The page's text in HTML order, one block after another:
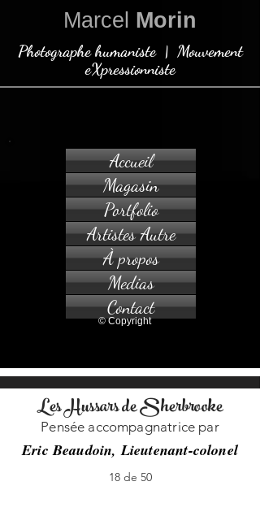
Marcel Morin
Photographe humaniste | Mouvement
eXpressionniste
Accueil
Magasin
Portfolio
Artistes Autre
À propos
Medias
Contact
© Copyright
Les Hussars de Sherbrooke
Pensée accompagnatrice par
Eric Beaudoin, Lieutenant-colonel
18 de 50